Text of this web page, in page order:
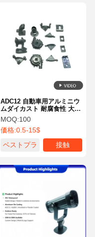
ADC12 自動車用アルミニウ
ムダイカスト 耐腐食性 大量
生産 1600T
MOQ:100
価格:0.5-15$
ベストプラ
接触